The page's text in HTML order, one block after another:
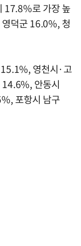
17.8%로 가장 높
덕군 16.0%, 청
영천시·고
안동시
포항시 남구